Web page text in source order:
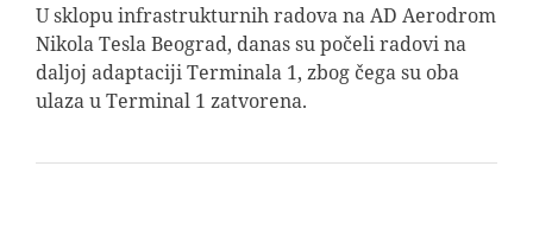
U sklopu infrastrukturnih radova na AD Aerodrom
Nikola Tesla Beograd, danas su počeli radovi na
daljoj adaptaciji Terminala 1, zbog čega su oba
ulaza u Terminal 1 zatvorena.